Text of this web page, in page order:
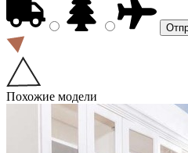
Похожие модели